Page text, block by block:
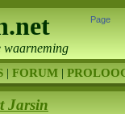
Jarsin
waarneming
Page
| FORUM |